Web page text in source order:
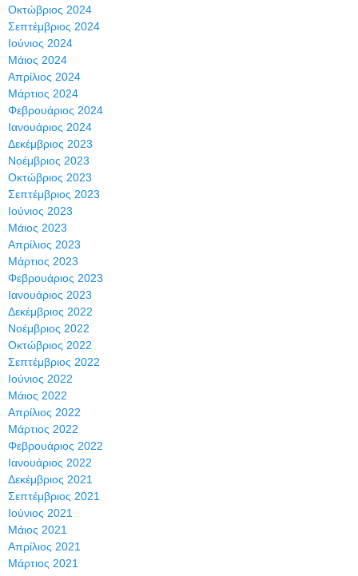
Οκτώβριος 2024
Σεπτέμβριος 2024
Ιούνιος 2024
Μάιος 2024
Απρίλιος 2024
Μάρτιος 2024
Φεβρουάριος 2024
Ιανουάριος 2024
Δεκέμβριος 2023
Νοέμβριος 2023
Οκτώβριος 2023
Σεπτέμβριος 2023
Ιούνιος 2023
Μάιος 2023
Απρίλιος 2023
Μάρτιος 2023
Φεβρουάριος 2023
Ιανουάριος 2023
Δεκέμβριος 2022
Νοέμβριος 2022
Οκτώβριος 2022
Σεπτέμβριος 2022
Ιούνιος 2022
Μάιος 2022
Απρίλιος 2022
Μάρτιος 2022
Φεβρουάριος 2022
Ιανουάριος 2022
Δεκέμβριος 2021
Σεπτέμβριος 2021
Ιούνιος 2021
Μάιος 2021
Απρίλιος 2021
Μάρτιος 2021